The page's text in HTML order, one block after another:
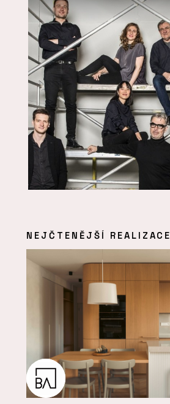
NEJČTENĚJŠÍ REALIZACE